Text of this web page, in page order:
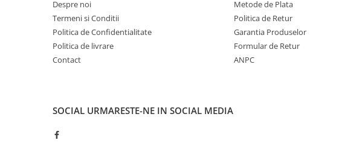
Despre noi
Termeni si Conditii
Politica de Confidentialitate
Politica de livrare
Contact
Metode de Plata
Politica de Retur
Garantia Produselor
Formular de Retur
ANPC
SOCIAL URMARESTE-NE IN SOCIAL MEDIA